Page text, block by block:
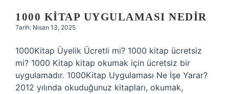
1000 KITAP UYGULAMASI NEDIR
Tarih: Nisan 13, 2025
1000Kitap Üyelik Ücretli mi? 1000 kitap ücretsiz
mi? 1000 Kitap kitap okumak için ücretsiz bir
uygulamadır. 1000Kitap Uygulaması Ne İşe Yarar?
2012 yılında okuduğunuz kitapları, okumak,